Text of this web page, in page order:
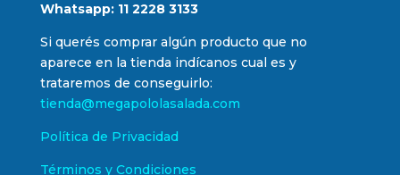
Whatsapp: 11 2228 3133
Si querés comprar algún producto que no
aparece en la tienda indícanos cual es y
trataremos de conseguirlo:
tienda@megapololasalada.com
Política de Privacidad
Términos y Condiciones